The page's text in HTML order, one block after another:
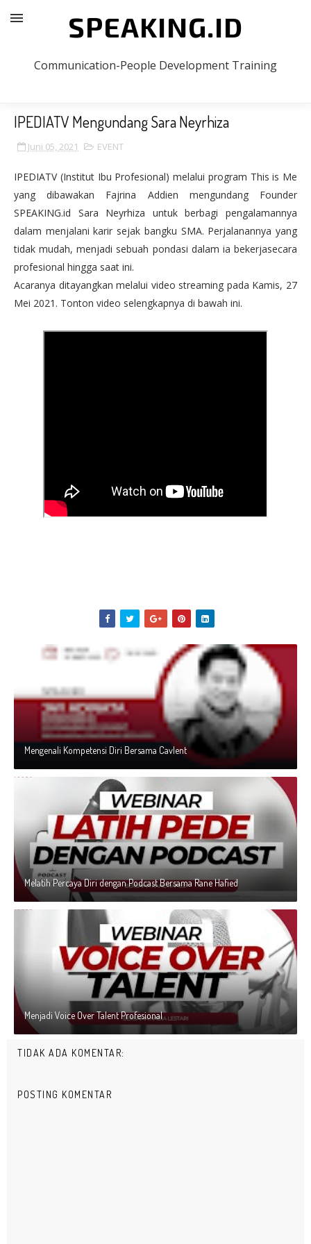
SPEAKING.ID
Communication-People Development Training
IPEDIATV Mengundang Sara Neyrhiza
Juni 05, 2021 EVENT
IPEDIATV (Institut Ibu Profesional) melalui program This is Me
yang dibawakan Fajrina Addien mengundang Founder
SPEAKING.id Sara Neyrhiza untuk berbagi pengalamannya
dalam menjalani karir sejak bangku SMA. Perjalanannya yang
tidak mudah, menjadi sebuah pondasi dalam ia bekerjasecara
profesional hingga saat ini.
Acaranya ditayangkan melalui video streaming pada Kamis, 27
Mei 2021. Tonton video selengkapnya di bawah ini.
Mengenali Kompetensi Diri Bersama Cavlent
Melatih Percaya Diri dengan Podcast Bersama Rane Hafied
Menjadi Voice Over Talent Profesional
TIDAK ADA KOMENTAR:
POSTING KOMENTAR